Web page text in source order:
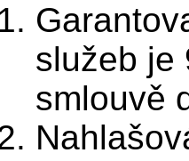
služeb je
smlouvě